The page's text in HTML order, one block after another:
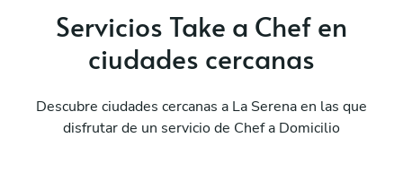
Servicios Take a Chef en
ciudades cercanas
Descubre ciudades cercanas a La Serena en las que
disfrutar de un servicio de Chef a Domicilio